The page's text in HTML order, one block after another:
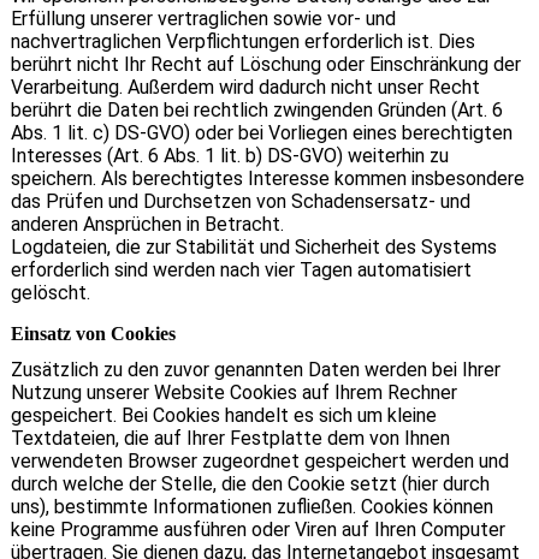
Erfüllung unserer vertraglichen sowie vor- und
nachvertraglichen Verpflichtungen erforderlich ist. Dies
berührt nicht Ihr Recht auf Löschung oder Einschränkung der
Verarbeitung. Außerdem wird dadurch nicht unser Recht
berührt die Daten bei rechtlich zwingenden Gründen (Art. 6
Abs. 1 lit. c) DS-GVO) oder bei Vorliegen eines berechtigten
Interesses (Art. 6 Abs. 1 lit. b) DS-GVO) weiterhin zu
speichern. Als berechtigtes Interesse kommen insbesondere
das Prüfen und Durchsetzen von Schadensersatz- und
anderen Ansprüchen in Betracht.
Logdateien, die zur Stabilität und Sicherheit des Systems
erforderlich sind werden nach vier Tagen automatisiert
gelöscht.
Einsatz von Cookies
Zusätzlich zu den zuvor genannten Daten werden bei Ihrer
Nutzung unserer Website Cookies auf Ihrem Rechner
gespeichert. Bei Cookies handelt es sich um kleine
Textdateien, die auf Ihrer Festplatte dem von Ihnen
verwendeten Browser zugeordnet gespeichert werden und
durch welche der Stelle, die den Cookie setzt (hier durch
uns), bestimmte Informationen zufließen. Cookies können
keine Programme ausführen oder Viren auf Ihren Computer
übertragen. Sie dienen dazu, das Internetangebot insgesamt